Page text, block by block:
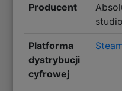
Producent
studio
Platforma
dystrybucji
cyfrowej